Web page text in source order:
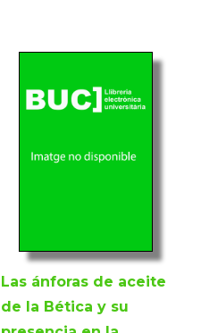
Las ánforas de aceite
de la Bética y su